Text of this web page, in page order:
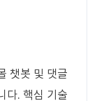
챗봇 및 댓글
다. 핵심 기술